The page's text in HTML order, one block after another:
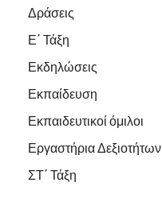
Δράσεις
Ε΄ Τάξη
Εκδηλώσεις
Εκπαίδευση
Εκπαιδευτικοί όμιλοι
Εργαστήρια Δεξιοτήτων
ΣΤ΄ Τάξη